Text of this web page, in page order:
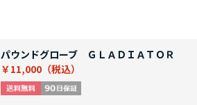
パウンドグローブ ＧＬＡＤＩＡＴＯＲ
￥11,000